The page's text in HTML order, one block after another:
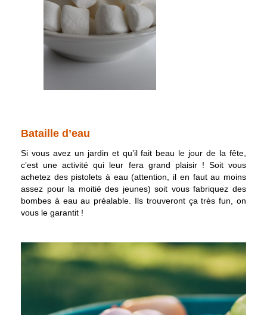
Bataille d’eau
Si vous avez un jardin et qu’il fait beau le jour de la fête,
c’est une activité qui leur fera grand plaisir ! Soit vous
achetez des pistolets à eau (attention, il en faut au moins
assez pour la moitié des jeunes) soit vous fabriquez des
bombes à eau au préalable. Ils trouveront ça très fun, on
vous le garantit !